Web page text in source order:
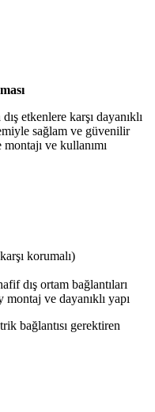
etkenlere karşı dayanıklı
sağlam ve güvenilir
ve kullanımı
korumalı)
dış ortam bağlantıları
ve dayanıklı yapı
bağlantısı gerektiren